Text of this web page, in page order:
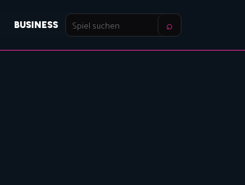
BUSINESS
Spiel
suchen
⌕